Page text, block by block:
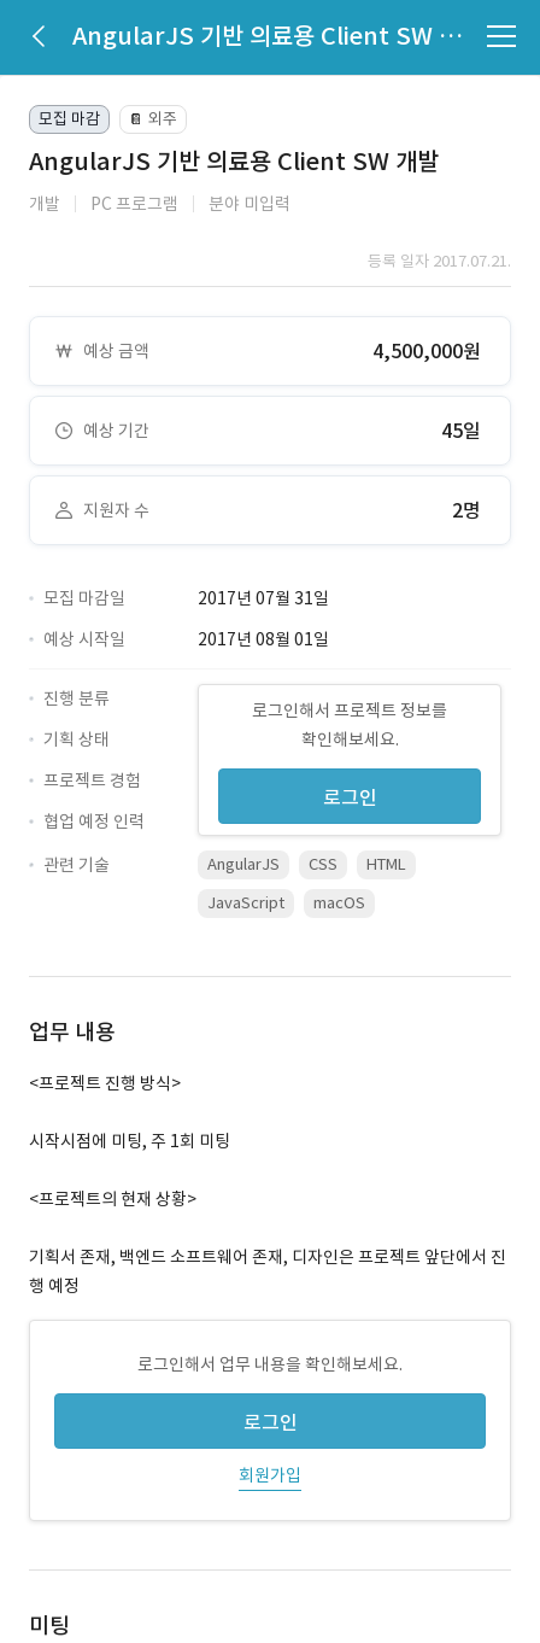
AngularJS 기반 의료용 Client SW 개발
모집 마감 📔 외주
AngularJS 기반 의료용 Client SW 개발
개발 PC 프로그램 분야 미입력
등록 일자 2017.07.21.
예상 금액 4,500,000원
예상 기간 45일
지원자 수 2명
모집 마감일
2017년 07월 31일
예상 시작일
2017년 08월 01일
로그인해서 프로젝트 정보를
확인해보세요.
로그인
진행 분류
기획 상태
프로젝트 경험
협업 예정 인력
관련 기술
AngularJS CSS
HTML
JavaScript
macOS
업무 내용
<프로젝트 진행 방식>
시작시점에 미팅, 주 1회 미팅
<프로젝트의 현재 상황>
기획서 존재, 백엔드 소프트웨어 존재, 디자인은 프로젝트 앞단에서 진
행 예정
로그인해서 업무 내용을 확인해보세요.
로그인
회원가입
미팅